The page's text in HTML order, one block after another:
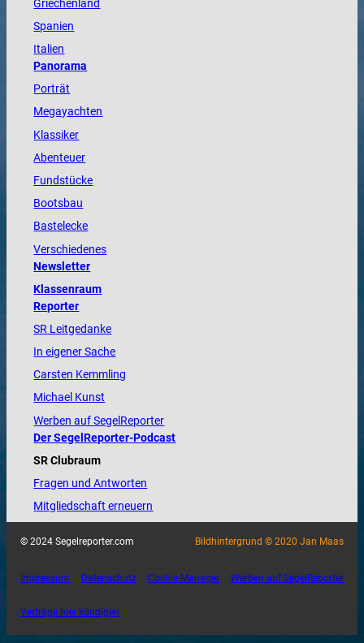
Griechenland
Spanien
Italien
Panorama
Porträt
Megayachten
Klassiker
Abenteuer
Fundstücke
Bootsbau
Bastelecke
Verschiedenes
Newsletter
Klassenraum
Reporter
SR Leitgedanke
In eigener Sache
Carsten Kemmling
Michael Kunst
Werben auf SegelReporter
Der SegelReporter-Podcast
SR Clubraum
Fragen und Antworten
Mitgliedschaft erneuern
© 2024 Segelreporter.com Bildhintergrund © 2020 Jan Maas
Impressum Datenschutz Cookie-Manager Werben auf SegelReporter
Verträge hier kündigen